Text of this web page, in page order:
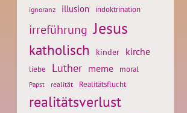
ignoranz
illusion indoktrination
irreführung Jesus
katholisch kinder kirche
liebe Luther meme moral
Papst realität Realitätsflucht
realitätsverlust